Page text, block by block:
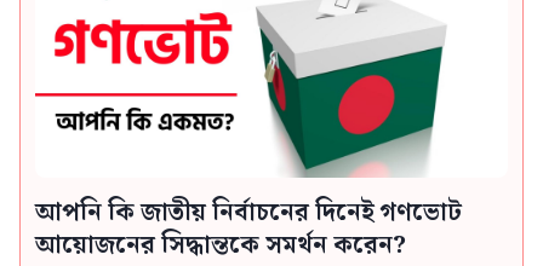
আপনি কি জাতীয় নির্বাচনের দিনেই গণভোট
আয়োজনের সিদ্ধান্তকে সমর্থন করেন?